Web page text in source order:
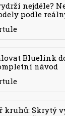
nejdéle?
podle
Bluelink
návod
kruhů: Skrytý